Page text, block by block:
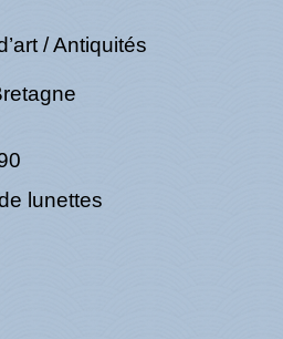
/ Antiquités
lunettes